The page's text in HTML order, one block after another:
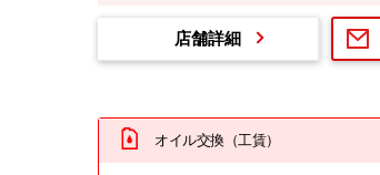
店舗詳細
オイル交換（工賃）